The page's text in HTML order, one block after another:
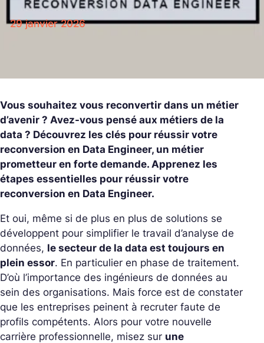
29 janvier 2026
Vous souhaitez vous reconvertir dans un métier
d’avenir ? Avez-vous pensé aux métiers de la
data ? Découvrez les clés pour réussir votre
reconversion en Data Engineer, un métier
prometteur en forte demande. Apprenez les
étapes essentielles pour réussir votre
reconversion en Data Engineer.
Et oui, même si de plus en plus de solutions se
développent pour simplifier le travail d’analyse de
données, le secteur de la data est toujours en
plein essor. En particulier en phase de traitement.
D’où l’importance des ingénieurs de données au
sein des organisations. Mais force est de constater
que les entreprises peinent à recruter faute de
profils compétents. Alors pour votre nouvelle
carrière professionnelle, misez sur une